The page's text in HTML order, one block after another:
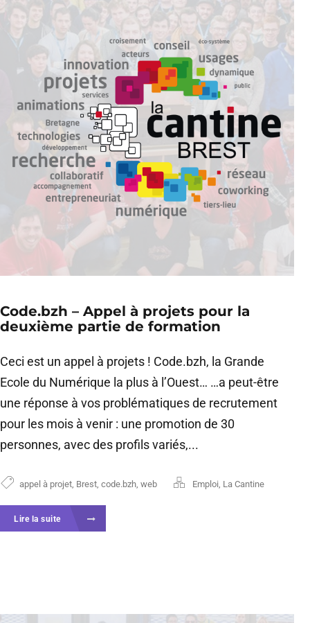
Code.bzh – Appel à projets pour la
deuxième partie de formation
Ceci est un appel à projets ! Code.bzh, la Grande
Ecole du Numérique la plus à l’Ouest… …a peut-être
une réponse à vos problématiques de recrutement
pour les mois à venir : une promotion de 30
personnes, avec des profils variés,...
appel à projet Brest code.bzh web Emploi La Cantine
Lire la suite